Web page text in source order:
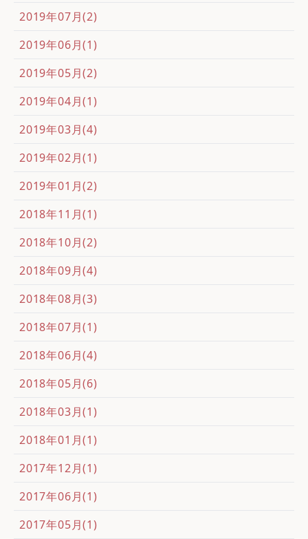
2019年07月(2)
2019年06月(1)
2019年05月(2)
2019年04月(1)
2019年03月(4)
2019年02月(1)
2019年01月(2)
2018年11月(1)
2018年10月(2)
2018年09月(4)
2018年08月(3)
2018年07月(1)
2018年06月(4)
2018年05月(6)
2018年03月(1)
2018年01月(1)
2017年12月(1)
2017年06月(1)
2017年05月(1)